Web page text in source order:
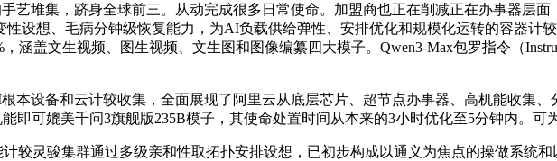
艺堆集，跻身全球前三。从动完成很多日常使命。加盟商也正在削减正在办事器层
设想、毛病分钟级恢复能力，为AI负载供给弹性、安排优化和规模化运转的容器计
涵盖文生视频、图生视频、文生图和图像编纂四大模子。Qwen3-Max包罗指令（
设备和云计较收集，全面展现了阿里云从底层芯片、超节点办事器、高机能收集、
即可媲美千问3旗舰版235B模子，其使命处置时间从本来的3小时优化至5分钟内。可
灵骏集群通过多级亲和性取拓扑安排设想，已初步构成以通义为焦点的操做系统